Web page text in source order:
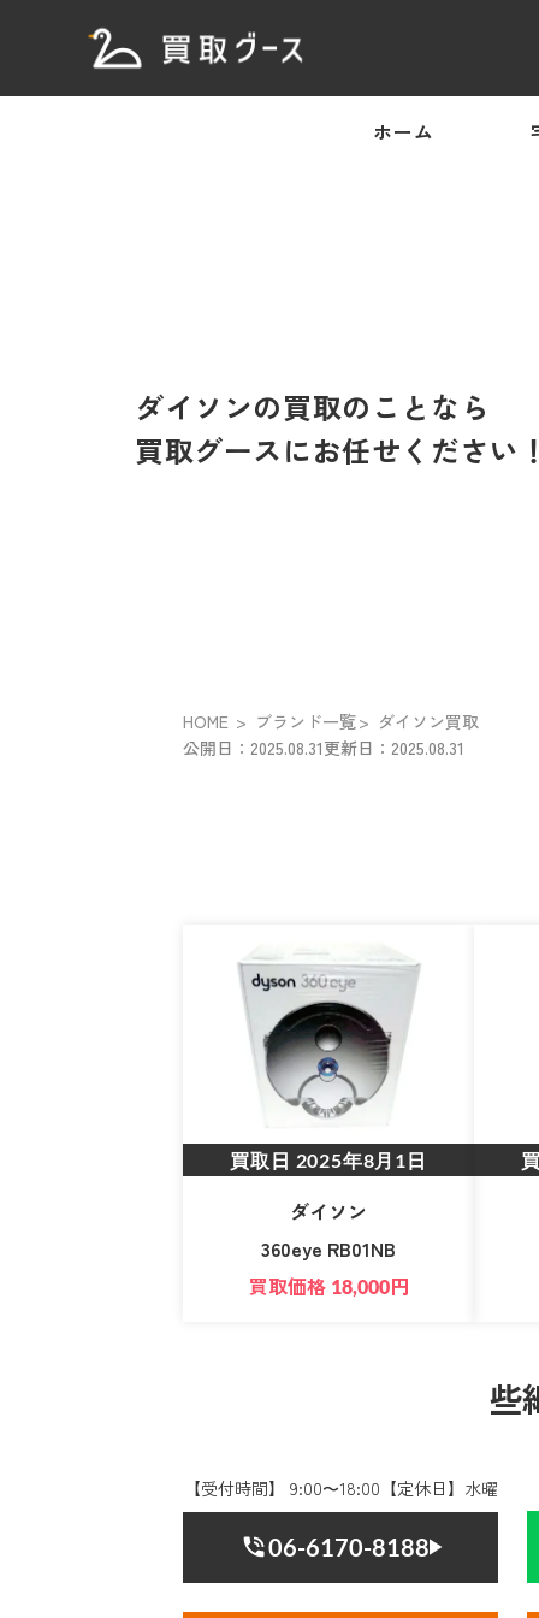
ホーム
ダイソンの買取のことなら
買取グースにお任せください
HOME ブランド一覧
ダイソン買取
公開日：2025.08.31更新日：2025.08.31
買取日 2025年8月1日
ダイソン
360eye RB01NB
買取価格 18,000円
些
【受付時間】 9:00〜18:00【定休日】水曜
06-6170-8188